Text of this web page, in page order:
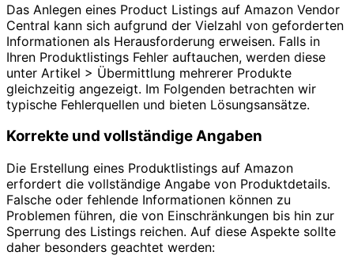
Das Anlegen eines Product Listings auf Amazon Vendor
Central kann sich aufgrund der Vielzahl von geforderten
Informationen als Herausforderung erweisen. Falls in
Ihren Produktlistings Fehler auftauchen, werden diese
unter Artikel > Übermittlung mehrerer Produkte
gleichzeitig angezeigt. Im Folgenden betrachten wir
typische Fehlerquellen und bieten Lösungsansätze.
Korrekte und vollständige Angaben
Die Erstellung eines Produktlistings auf Amazon
erfordert die vollständige Angabe von Produktdetails.
Falsche oder fehlende Informationen können zu
Problemen führen, die von Einschränkungen bis hin zur
Sperrung des Listings reichen. Auf diese Aspekte sollte
daher besonders geachtet werden: